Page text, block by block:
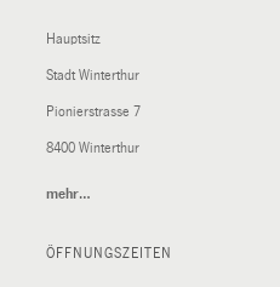
Hauptsitz
Stadt Winterthur
Pionierstrasse 7
8400 Winterthur
mehr…
ÖFFNUNGSZEITEN